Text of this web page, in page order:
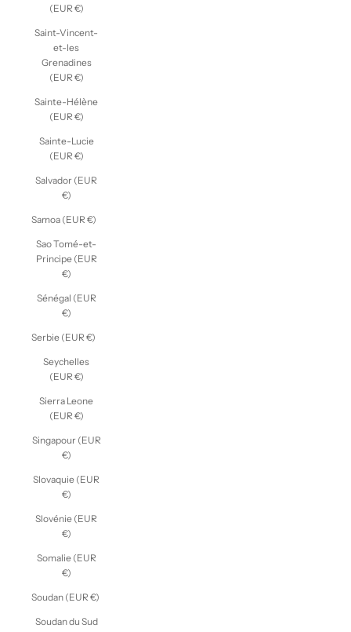
(EUR €)
Saint-Vincent-
et-les
Grenadines
(EUR €)
Sainte-Hélène
(EUR €)
Sainte-Lucie
(EUR €)
Salvador (EUR
€)
Samoa (EUR €)
Sao Tomé-et-
Principe (EUR
€)
Sénégal (EUR
€)
Serbie (EUR €)
Seychelles
(EUR €)
Sierra Leone
(EUR €)
Singapour (EUR
€)
Slovaquie (EUR
€)
Slovénie (EUR
€)
Somalie (EUR
€)
Soudan (EUR €)
Soudan du Sud